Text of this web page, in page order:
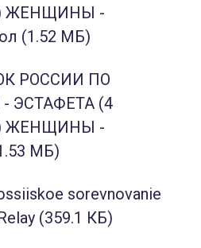
ЖЕНЩИНЫ -
(1.52 МБ)
РОССИИ ПО
ЭСТАФЕТА (4
ЖЕНЩИНЫ -
МБ)
sorevnovanie
(359.1 КБ)